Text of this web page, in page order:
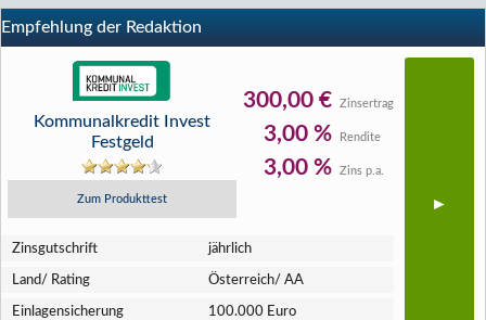
Empfehlung der Redaktion
Kommunalkredit Invest
Festgeld
Zum Produkttest
300,00 € Zinsertrag
3,00 % Rendite
3,00 % Zins p.a.
Zins­gutschrift jährlich
Land/ Rating Österreich/ AA
Einlagen­sicherung
100.000 Euro